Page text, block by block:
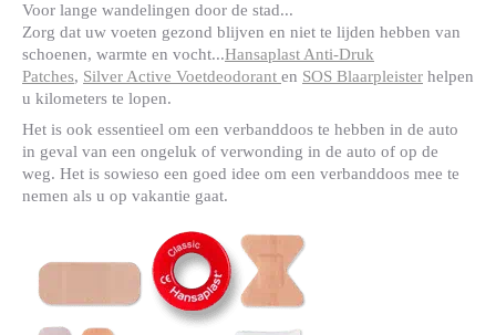
Voor lange wandelingen door de stad...
Zorg dat uw voeten gezond blijven en niet te lijden hebben van
schoenen, warmte en vocht...Hansaplast Anti-Druk
Patches, Silver Active Voetdeodorant en SOS Blaarpleister helpen
u kilometers te lopen.
Het is ook essentieel om een verbanddoos te hebben in de auto
in geval van een ongeluk of verwonding in de auto of op de
weg. Het is sowieso een goed idee om een verbanddoos mee te
nemen als u op vakantie gaat.